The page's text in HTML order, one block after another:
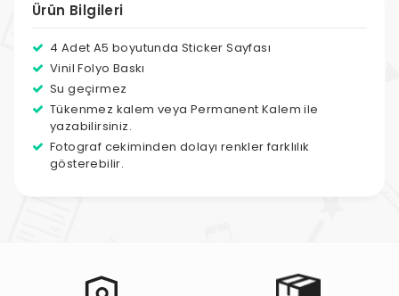
Ürün Bilgileri
4 Adet A5 boyutunda Sticker Sayfası
Vinil Folyo Baskı
Su geçirmez
Tükenmez kalem veya Permanent Kalem ile
yazabilirsiniz.
Fotograf cekiminden dolayı renkler farklılık
gösterebilir.